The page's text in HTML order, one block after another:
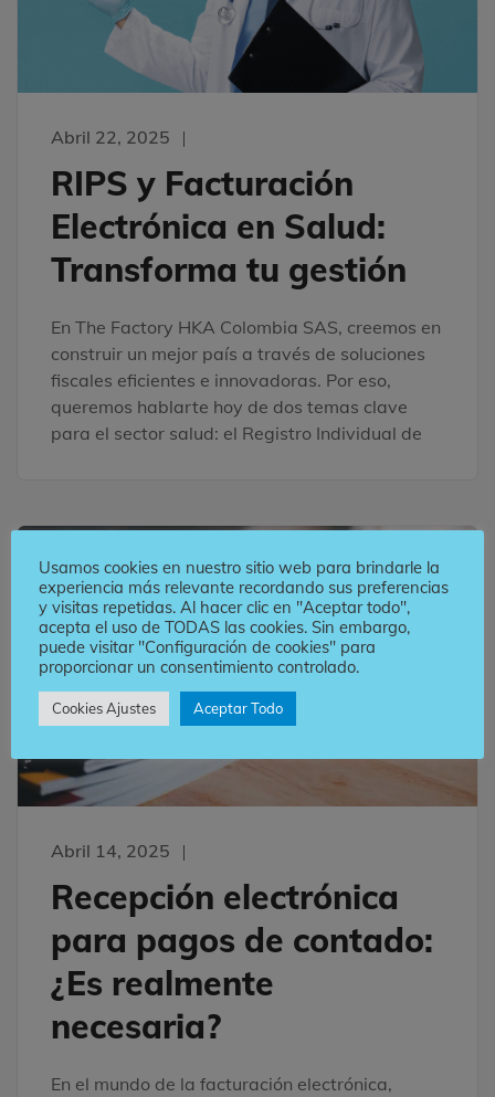
Abril 22, 2025
RIPS y Facturación
Electrónica en Salud:
Transforma tu gestión
En The Factory HKA Colombia SAS, creemos en
construir un mejor país a través de soluciones
fiscales eficientes e innovadoras. Por eso,
queremos hablarte hoy de dos temas clave
para el sector salud: el Registro Individual de
NOTICIAS
RADIAN
RECEPCIÓN DE DOCUMENTOS ELECTRÓNICOS
Abril 14, 2025
Recepción electrónica
para pagos de contado:
¿Es realmente
necesaria?
En el mundo de la facturación electrónica,
Usamos cookies en nuestro sitio web para brindarle la
experiencia más relevante recordando sus preferencias
y visitas repetidas. Al hacer clic en "Aceptar todo",
acepta el uso de TODAS las cookies. Sin embargo,
puede visitar "Configuración de cookies" para
proporcionar un consentimiento controlado.
Cookies Ajustes Aceptar Todo